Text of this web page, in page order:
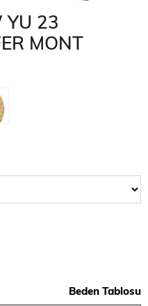
YU 23
MONT
Beden Tablosu